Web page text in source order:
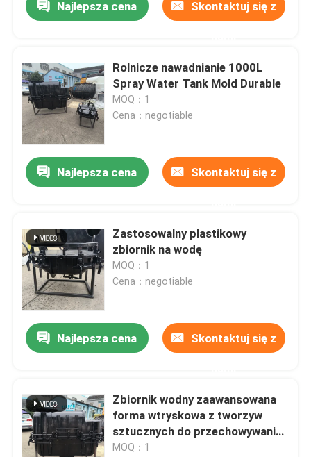
Dom
Filmy
O nas
Wycieczka po fabryce
Kontrola jakości
Skontaktuj się z nami
Najlepsza cena Skontaktuj się z
Rolnicze nawadnianie 1000L
Spray Water Tank Mold Durable
MOQ：1
Cena：negotiable
Najlepsza cena Skontaktuj się z
Zastosowalny plastikowy
zbiornik na wodę
MOQ：1
Cena：negotiable
Najlepsza cena Skontaktuj się z
Zbiornik wodny zaawansowana
forma wtryskowa z tworzyw
sztucznych do przechowywania
wody
MOQ：1